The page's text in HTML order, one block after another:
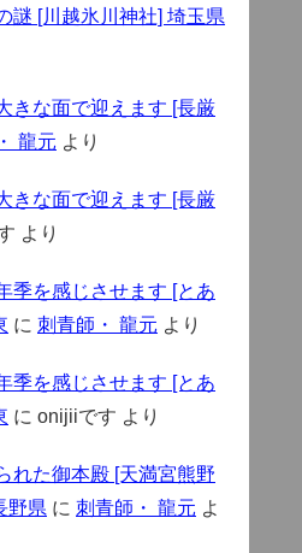
謎 [川越氷川神社] 埼玉県
きな面で迎えます [長厳
龍元 より
きな面で迎えます [長厳
より
季を感じさせます [とあ
に 刺青師・ 龍元 より
季を感じさせます [とあ
に onijiiです より
れた御本殿 [天満宮熊野
野県 に 刺青師・ 龍元 よ